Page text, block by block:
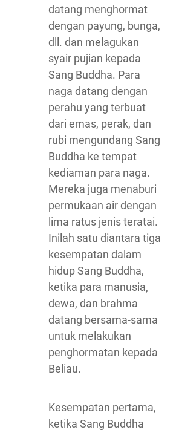
datang menghormat
dengan payung, bunga,
dll. dan melagukan
syair pujian kepada
Sang Buddha. Para
naga datang dengan
perahu yang terbuat
dari emas, perak, dan
rubi mengundang Sang
Buddha ke tempat
kediaman para naga.
Mereka juga menaburi
permukaan air dengan
lima ratus jenis teratai.
Inilah satu diantara tiga
kesempatan dalam
hidup Sang Buddha,
ketika para manusia,
dewa, dan brahma
datang bersama-sama
untuk melakukan
penghormatan kepada
Beliau.
Kesempatan pertama,
ketika Sang Buddha